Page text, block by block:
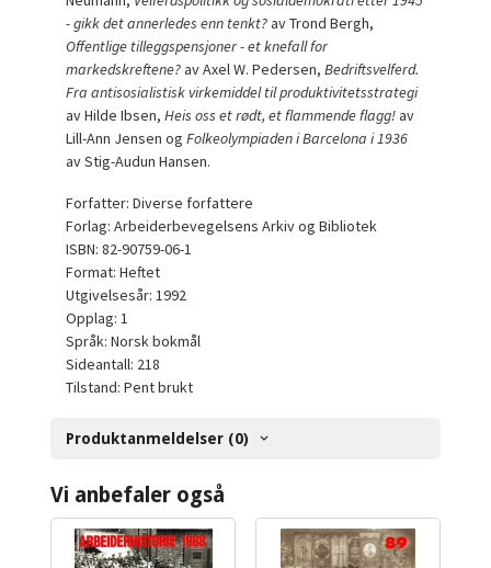
- gikk det annerledes enn tenkt?av Trond Bergh,
Offentlige tilleggspensjoner - et knefall for
markedskreftene?av Axel W. Pedersen,Bedriftsvelferd.
Fra antisosialistisk virkemiddel til produktivitetsstrategi
av Hilde Ibsen,Heis oss et rødt, et flammende flagg!av
Lill-Ann Jensen ogFolkeolympiaden i Barcelona i 1936
av Stig-Audun Hansen.
Forfatter: Diverse forfattere
Forlag: Arbeiderbevegelsens Arkiv og Bibliotek
ISBN: 82-90759-06-1
Format: Heftet
Utgivelsesår: 1992
Opplag: 1
Språk: Norsk bokmål
Sideantall: 218
Tilstand: Pent brukt
Produktanmeldelser (0)
Vi anbefaler også